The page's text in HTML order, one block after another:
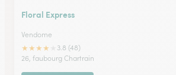
Floral Express
Vendome
★★★★
3.8 (48)
26, faubourg Chartrain